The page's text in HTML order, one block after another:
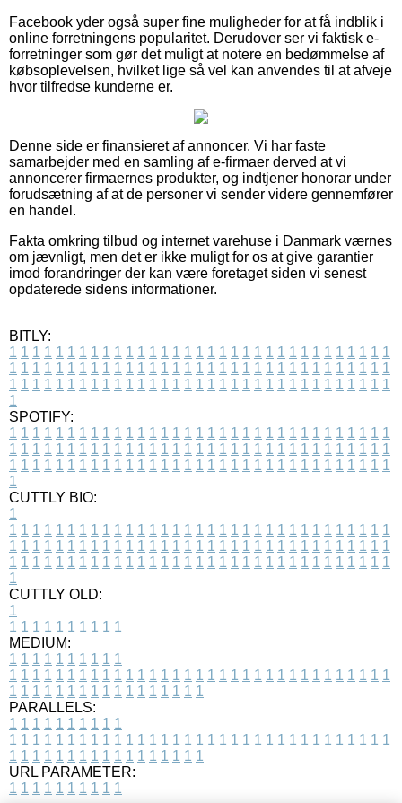
Facebook yder også super fine muligheder for at få indblik i
online forretningens popularitet. Derudover ser vi faktisk e-
forretninger som gør det muligt at notere en bedømmelse af
købsoplevelsen, hvilket lige så vel kan anvendes til at afveje
hvor tilfredse kunderne er.
Denne side er finansieret af annoncer. Vi har faste
samarbejder med en samling af e-firmaer derved at vi
annoncerer firmaernes produkter, og indtjener honorar under
forudsætning af at de personer vi sender videre gennemfører
en handel.
Fakta omkring tilbud og internet varehuse i Danmark værnes
om jævnligt, men det er ikke muligt for os at give garantier
imod forandringer der kan være foretaget siden vi senest
opdaterede sidens informationer.
BITLY:
1 1 1 1 1 1 1 1 1 1 1 1 1 1 1 1 1 1 1 1 1 1 1 1 1 1 1 1 1 1 1 1 1
1 1 1 1 1 1 1 1 1 1 1 1 1 1 1 1 1 1 1 1 1 1 1 1 1 1 1 1 1 1 1 1 1
1 1 1 1 1 1 1 1 1 1 1 1 1 1 1 1 1 1 1 1 1 1 1 1 1 1 1 1 1 1 1 1 1
1
SPOTIFY:
1 1 1 1 1 1 1 1 1 1 1 1 1 1 1 1 1 1 1 1 1 1 1 1 1 1 1 1 1 1 1 1 1
1 1 1 1 1 1 1 1 1 1 1 1 1 1 1 1 1 1 1 1 1 1 1 1 1 1 1 1 1 1 1 1 1
1 1 1 1 1 1 1 1 1 1 1 1 1 1 1 1 1 1 1 1 1 1 1 1 1 1 1 1 1 1 1 1 1
1
CUTTLY BIO:
1
1 1 1 1 1 1 1 1 1 1 1 1 1 1 1 1 1 1 1 1 1 1 1 1 1 1 1 1 1 1 1 1 1
1 1 1 1 1 1 1 1 1 1 1 1 1 1 1 1 1 1 1 1 1 1 1 1 1 1 1 1 1 1 1 1 1
1 1 1 1 1 1 1 1 1 1 1 1 1 1 1 1 1 1 1 1 1 1 1 1 1 1 1 1 1 1 1 1 1
1
CUTTLY OLD:
1
1 1 1 1 1 1 1 1 1 1
MEDIUM:
1 1 1 1 1 1 1 1 1 1
1 1 1 1 1 1 1 1 1 1 1 1 1 1 1 1 1 1 1 1 1 1 1 1 1 1 1 1 1 1 1 1 1
1 1 1 1 1 1 1 1 1 1 1 1 1 1 1 1 1
PARALLELS:
1 1 1 1 1 1 1 1 1 1
1 1 1 1 1 1 1 1 1 1 1 1 1 1 1 1 1 1 1 1 1 1 1 1 1 1 1 1 1 1 1 1 1
1 1 1 1 1 1 1 1 1 1 1 1 1 1 1 1 1
URL PARAMETER:
1 1 1 1 1 1 1 1 1 1